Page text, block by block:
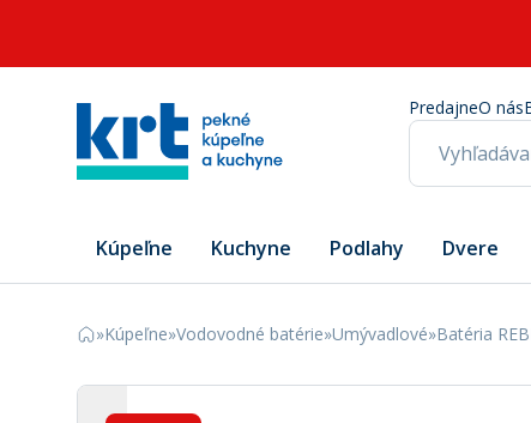
PredajneO nás
Kúpeľne Kuchyne Podlahy Dvere
»Kúpeľne»Vodovodné batérie»Umývadlové»Batéria